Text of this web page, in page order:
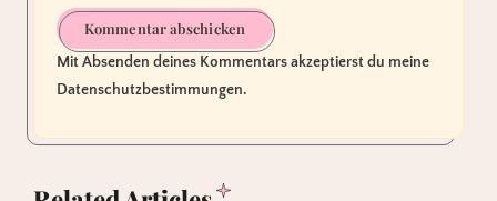
Kommentar abschicken
Mit Absenden deines Kommentars akzeptierst du meine
Datenschutzbestimmungen.